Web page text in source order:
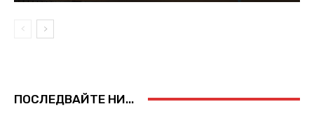
ПОСЛЕДВАЙТЕ НИ...